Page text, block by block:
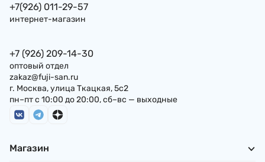
+7(926) 011-29-57
интернет-магазин
+7 (926) 209-14-30
оптовый отдел
zakaz@fuji-san.ru
г. Москва, улица Ткацкая, 5с2
пн–пт с 10:00 до 20:00, сб–вс — выходные
Магазин